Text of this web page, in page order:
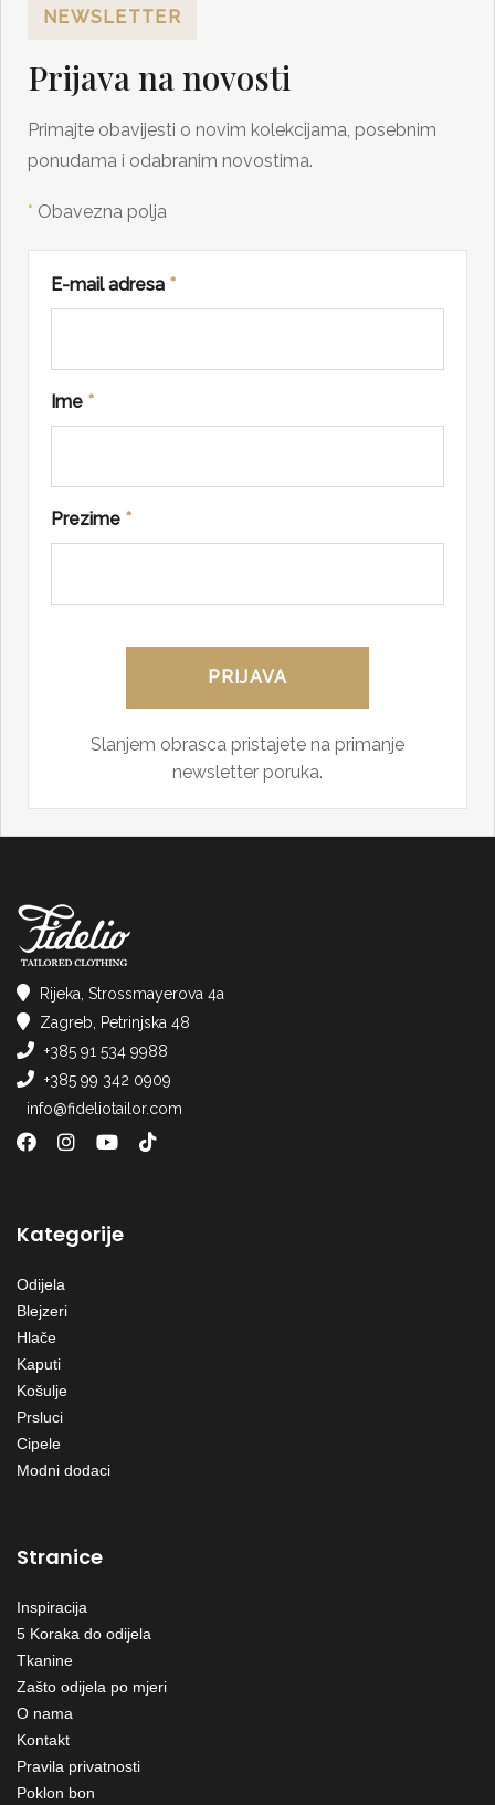
NEWSLETTER
Prijava na novosti
Primajte obavijesti o novim kolekcijama, posebnim
ponudama i odabranim novostima.
* Obavezna polja
E-mail adresa *
Ime *
Prezime *
Slanjem obrasca pristajete na primanje
newsletter poruka.
Rijeka, Strossmayerova 4a
Zagreb, Petrinjska 48
+385 91 534 9988
+385 99 342 0909
info@fideliotailor.com
Kategorije
Odijela
Blejzeri
Hlače
Kaputi
Košulje
Prsluci
Cipele
Modni dodaci
Stranice
Inspiracija
5 Koraka do odijela
Tkanine
Zašto odijela po mjeri
O nama
Kontakt
Pravila privatnosti
Poklon bon